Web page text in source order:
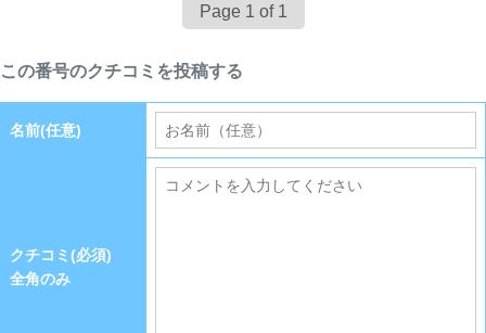
Page 1 of 1
この番号のクチコミを投稿する
名前(任意)
クチコミ(必須)
全角のみ